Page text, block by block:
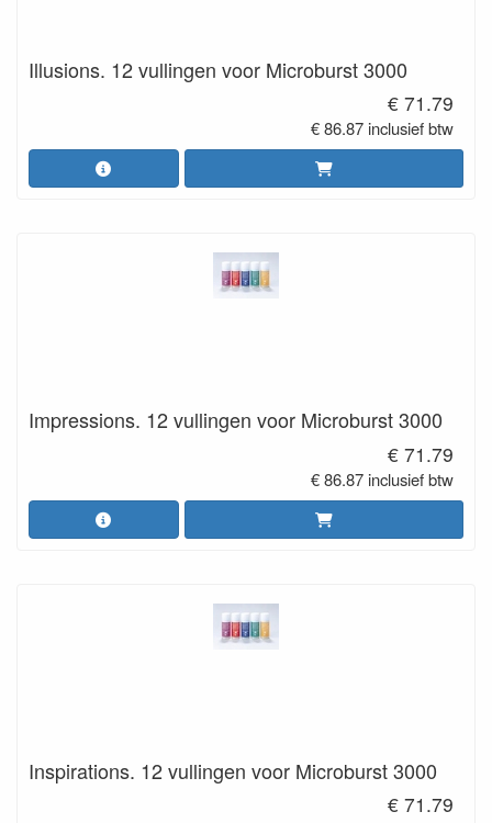
Illusions. 12 vullingen voor Microburst 3000
€ 71.79
€ 86.87 inclusief btw
Impressions. 12 vullingen voor Microburst 3000
€ 71.79
€ 86.87 inclusief btw
Inspirations. 12 vullingen voor Microburst 3000
€ 71.79